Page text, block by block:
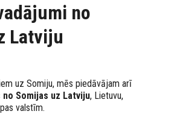
no
Latviju
uz Somiju, mēs piedāvājam arī
no Somijas uz Latviju, Lietuvu,
valstīm.